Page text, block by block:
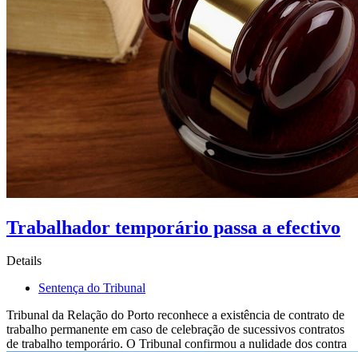
Trabalhador temporário passa a efectivo
Details
Sentença do Tribunal
Tribunal da Relação do Porto reconhece a existência de contrato de
trabalho permanente em caso de celebração de sucessivos contratos
de trabalho temporário. O Tribunal confirmou a nulidade dos contra